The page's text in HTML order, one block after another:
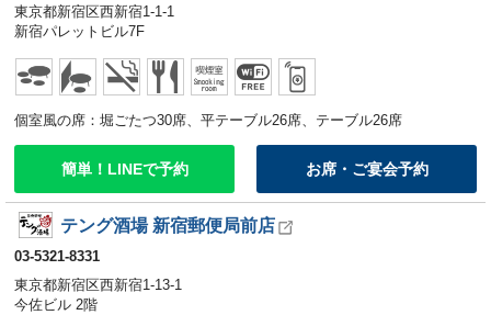
東京都新宿区西新宿1-1-1
新宿パレットビル7F
個室風の席：堀ごたつ30席、平テーブル26席、テーブル26席
簡単！LINEで予約 お席・ご宴会予約
テング酒場 新宿郵便局前店
03-5321-8331
東京都新宿区西新宿1-13-1
今佐ビル 2階